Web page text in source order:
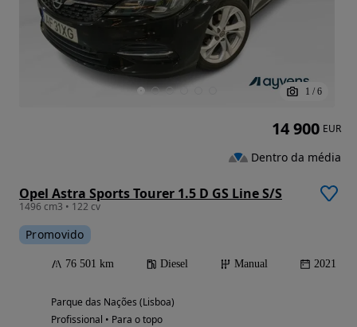
1 / 6
Opel Astra Sports Tourer 1.5 D GS Line S/S
1496 cm3 • 122 cv
Promovido
76 501 km Diesel Manual 2021
Parque das Nações (Lisboa)
Profissional • Para o topo
14 900 EUR
Dentro da média